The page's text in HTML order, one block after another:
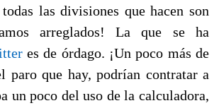
las divisiones que hacen son
arreglados! La que se ha
es de órdago. ¡Un poco más de
paro que hay, podrían contratar a
un poco del uso de la calculadora,